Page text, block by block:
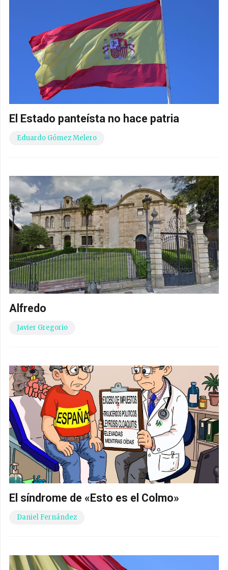
El Estado panteísta no hace patria
Eduardo Gómez Melero
Alfredo
Javier Gregorio
El síndrome de «Esto es el Colmo»
Daniel Fernández